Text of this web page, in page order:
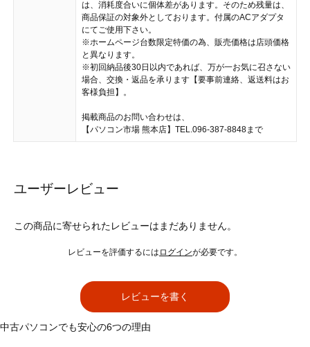
は、消耗度合いに個体差があります。そのため残量は、
商品保証の対象外としております。付属のACアダプタ
にてご使用下さい。
※ホームページ台数限定特価の為、販売価格は店頭価格
と異なります。
※初回納品後30日以内であれば、万が一お気に召さない
場合、交換・返品を承ります【要事前連絡、返送料はお
客様負担】。
掲載商品のお問い合わせは、
【パソコン市場 熊本店】TEL.096-387-8848まで
ユーザーレビュー
この商品に寄せられたレビューはまだありません。
レビューを評価するには ログインが必要です。
レビューを書く
中古パソコンでも安心の6つの理由